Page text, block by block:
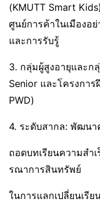
(KMUTT Smart
ศูนย์การค้าในเมืองอ
และการรับรู้
3. กลุ่มผู้สูงอายุและก
Senior และโครงกา
PWD)
4. ระดับสากล: พัฒน
ถอดบทเรียนความสำ
รณาการสินทรัพย์
ในการแลกเปลี่ยนเรี